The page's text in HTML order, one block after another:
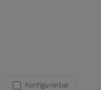
Konfigurierbar